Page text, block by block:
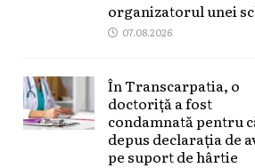
organizatorul unei
07.08.2026
În Transcarpatia, o
doctoriță a fost
condamnată pentru
depus declarația de
pe suport de hârtie